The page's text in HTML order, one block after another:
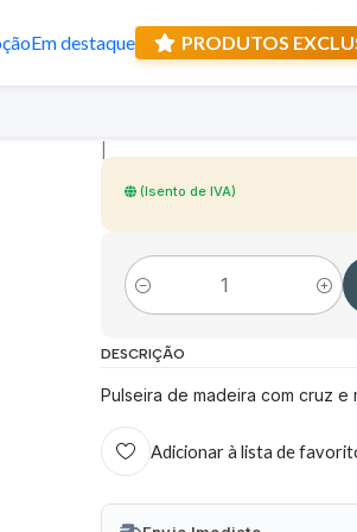
Em destaque PRODUTOS
Recebe
Pulseira de
(Isento de IVA)
Quantidade
DESCRIÇÃO
Pulseira de madeira com cruz e
Adicionar à lista de